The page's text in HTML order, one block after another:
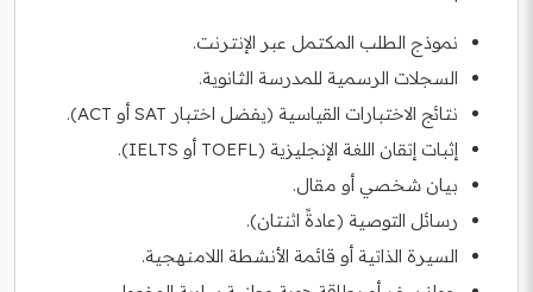
نموذج الطلب المكتمل عبر الإنترنت.
السجلات الرسمية للمدرسة الثانوية.
نتائج الاختبارات القياسية (يفضل اختبار SAT أو ACT).
إثبات إتقان اللغة الإنجليزية (TOEFL أو IELTS).
بيان شخصي أو مقال.
رسائل التوصية (عادةً اثنتان).
السيرة الذاتية أو قائمة الأنشطة اللامنهجية.